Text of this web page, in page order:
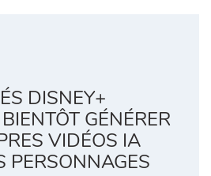
DISNEY+
GÉNÉRER
VIDÉOS IA
PERSONNAGES